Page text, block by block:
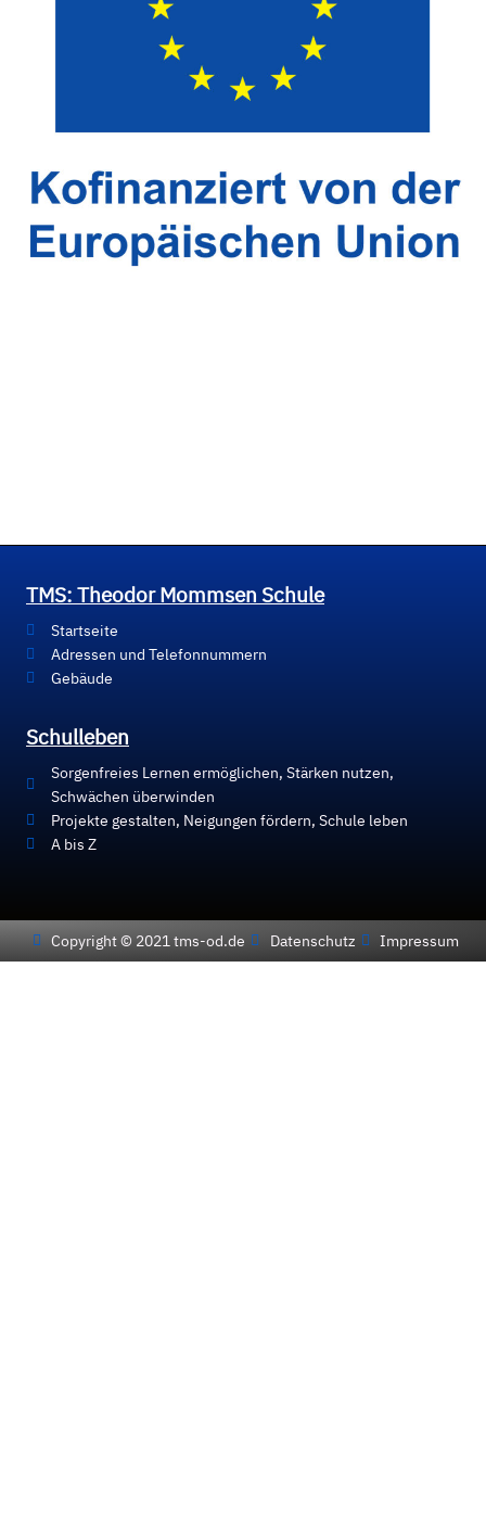
TMS: Theodor Mommsen Schule
Startseite
Adressen und Telefonnummern
Gebäude
Schulleben
Sorgenfreies Lernen ermöglichen, Stärken nutzen,
Schwächen überwinden
Projekte gestalten, Neigungen fördern, Schule leben
A bis Z
Copyright © 2021 tms-od.de Datenschutz Impressum